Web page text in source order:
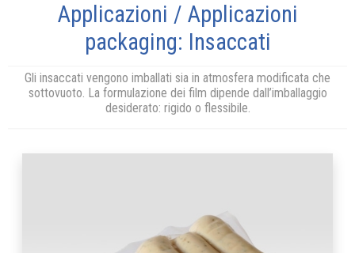
Applicazioni / Applicazioni
packaging: Insaccati
Gli insaccati vengono imballati sia in atmosfera modificata che
sottovuoto. La formulazione dei film dipende dall’imballaggio
desiderato: rigido o flessibile.